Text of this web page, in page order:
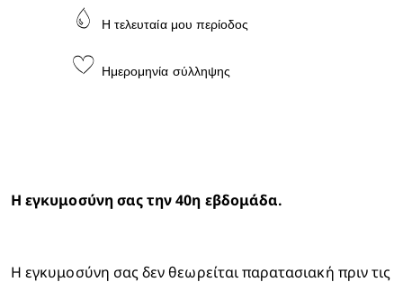
Η τελευταία μου περίοδος
Ημερομηνία σύλληψης